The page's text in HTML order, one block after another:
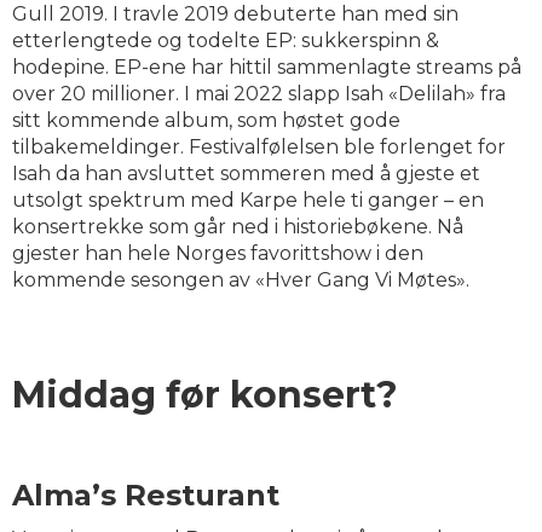
Gull 2019. I travle 2019 debuterte han med sin
etterlengtede og todelte EP: sukkerspinn &
hodepine. EP-ene har hittil sammenlagte streams på
over 20 millioner. I mai 2022 slapp Isah «Delilah» fra
sitt kommende album, som høstet gode
tilbakemeldinger. Festivalfølelsen ble forlenget for
Isah da han avsluttet sommeren med å gjeste et
utsolgt spektrum med Karpe hele ti ganger – en
konsertrekke som går ned i historiebøkene. Nå
gjester han hele Norges favorittshow i den
kommende sesongen av «Hver Gang Vi Møtes».
Middag før konsert?
Alma’s Resturant